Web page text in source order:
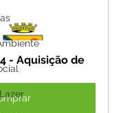
- Aquisição de